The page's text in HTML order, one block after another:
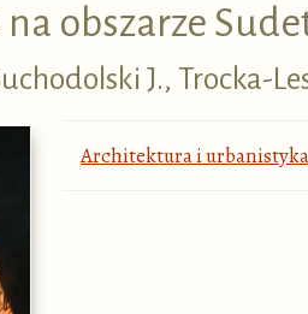
obszarze
J., Trocka-
Architektura i urbanistyka